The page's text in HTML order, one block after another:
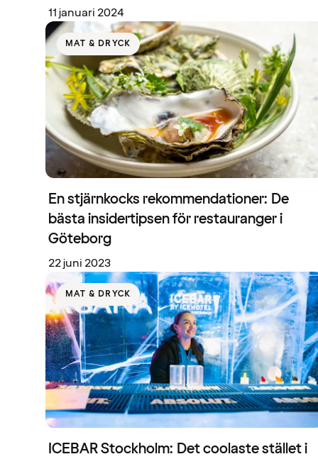
11 januari 2024
MAT & DRYCK
En stjärnkocks rekommendationer: De
bästa insidertipsen för restauranger i
Göteborg
22 juni 2023
MAT & DRYCK
ICEBAR Stockholm: Det coolaste stället i